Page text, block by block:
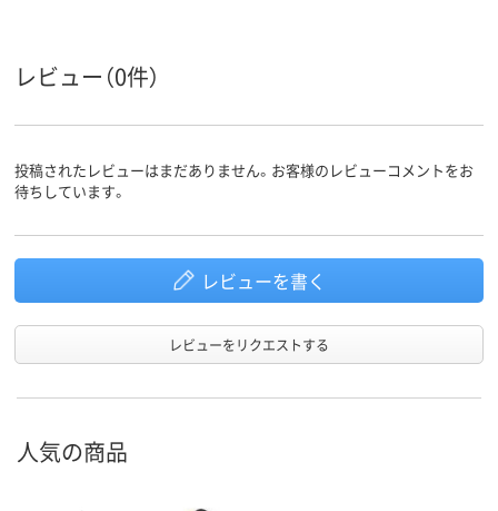
レビュー（0件）
投稿されたレビューはまだありません。お客様のレビューコメントをお
待ちしています。
レビューを書く
レビューをリクエストする
人気の商品